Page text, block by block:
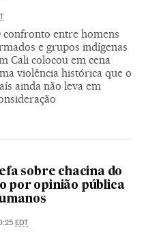
confronto entre homens
e grupos indígenas
Cali colocou em cena
violência histórica que o
ainda não leva em
sobre chacina do
por opinião pública
EDT